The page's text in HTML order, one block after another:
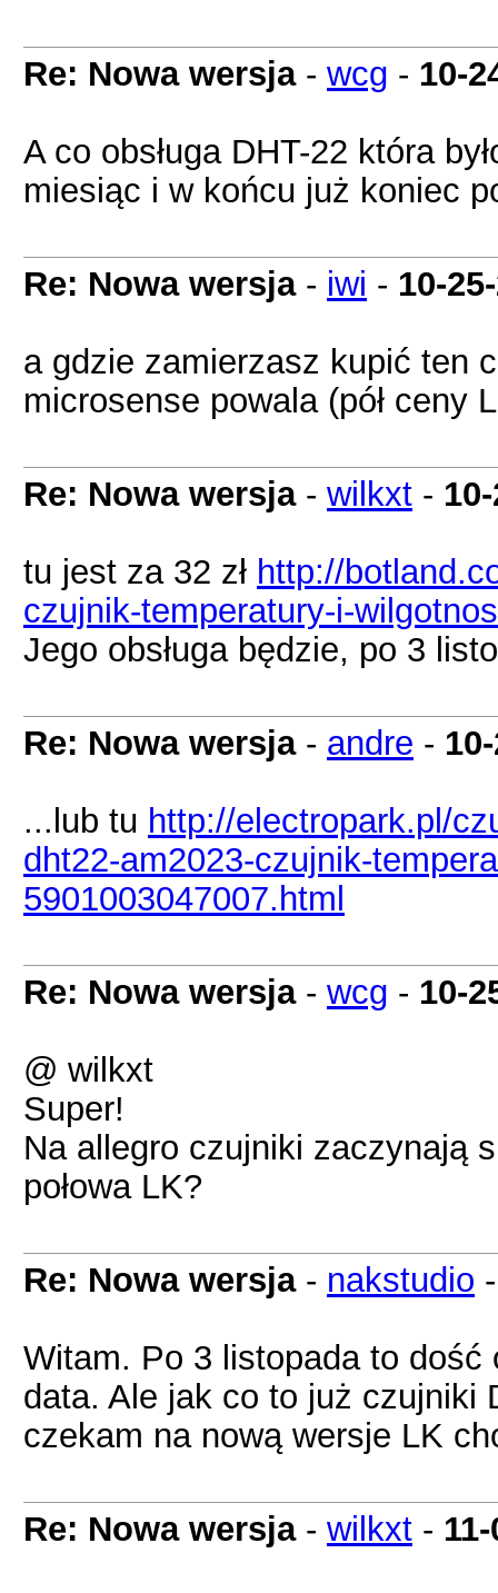
Re: Nowa wersja- wcg - 10-
A co obsługa DHT-22 która
miesiąc i w końcu już koniec
Re: Nowa wersja- iwi - 10-
a gdzie zamierzasz kupić ten
microsense powala (pół ceny
Re: Nowa wersja- wilkxt -
tu jest za 32 zł http://
czujnik-temperatury-i-
Jego obsługa będzie, po 3
Re: Nowa wersja- andre -
...lub tu http://electropark.pl/
dht22-am2023-czujnik-
5901003047007.html
Re: Nowa wersja- wcg - 10-
@ wilkxt
Super!
Na allegro czujniki zaczynają
połowa LK?
Re: Nowa wersja- nakstudio
Witam. Po 3 listopada to
data. Ale jak co to już czujniki
czekam na nową wersje LK
Re: Nowa wersja- wilkxt -